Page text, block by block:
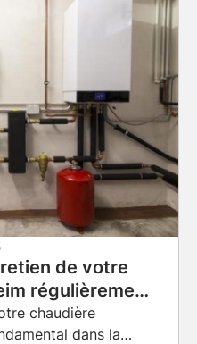
de votre
régulièrement
chaudière
dans la